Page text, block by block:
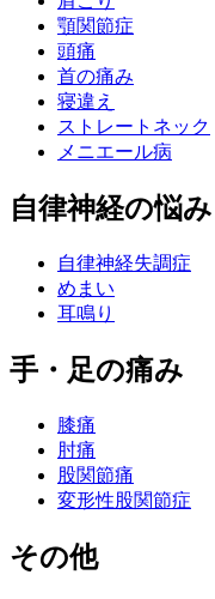
顎関節症
頭痛
首の痛み
寝違え
ストレートネック
メニエール病
自律神経の悩み
自律神経失調症
めまい
耳鳴り
手・足の痛み
膝痛
肘痛
股関節痛
変形性股関節症
その他